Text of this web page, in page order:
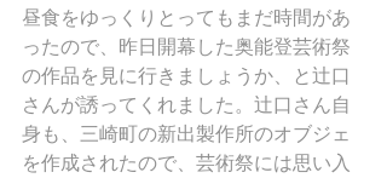
昼食をゆっくりとってもまだ時間があ
ったので、昨日開幕した奥能登芸術祭
の作品を見に行きましょうか、と辻口
さんが誘ってくれました。辻口さん自
身も、三崎町の新出製作所のオブジェ
を作成されたので、芸術祭には思い入